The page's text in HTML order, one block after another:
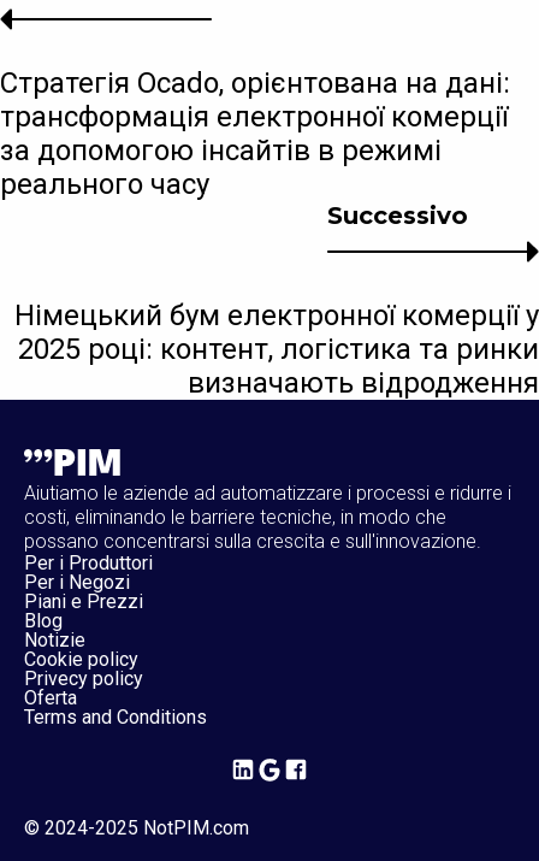
Successivo
Німецький бум електронної комерції у
2025 році: контент, логістика та ринки
визначають відродження
Стратегія Ocado, орієнтована на дані:
трансформація електронної комерції
за допомогою інсайтів в режимі
реального часу
Aiutiamo le aziende ad automatizzare i processi e ridurre i
costi, eliminando le barriere tecniche, in modo che
possano concentrarsi sulla crescita e sull'innovazione.
Per i Produttori
Per i Negozi
Piani e Prezzi
Blog
Notizie
Cookie policy
Privecy policy
Oferta
Terms and Conditions
© 2024-2025 NotPIM.com